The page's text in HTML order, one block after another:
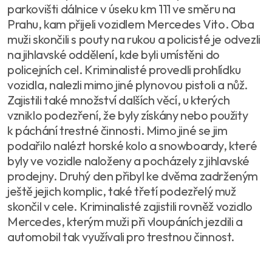
parkovišti dálnice v úseku km 111 ve směru na
Prahu, kam přijeli vozidlem Mercedes Vito. Oba
muži skončili s pouty na rukou a policisté je odvezli
na jihlavské oddělení, kde byli umístěni do
policejních cel. Kriminalisté provedli prohlídku
vozidla, nalezli mimo jiné plynovou pistoli a nůž.
Zajistili také množství dalších věcí, u kterých
vzniklo podezření, že byly získány nebo použity
k páchání trestné činnosti. Mimo jiné se jim
podařilo nalézt horské kolo a snowboardy, které
byly ve vozidle naloženy a pocházely z jihlavské
prodejny. Druhý den přibyl ke dvěma zadrženým
ještě jejich komplic, také třetí podezřelý muž
skončil v cele. Kriminalisté zajistili rovněž vozidlo
Mercedes, kterým muži při vloupáních jezdili a
automobil tak využívali pro trestnou činnost.